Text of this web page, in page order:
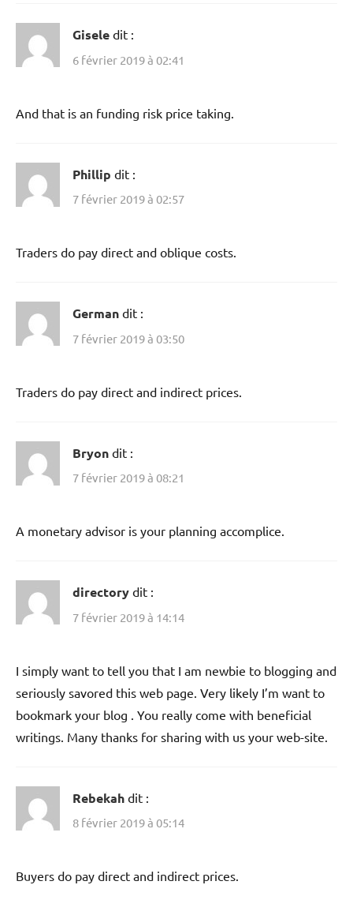
Gisele dit :
6 février 2019 à 02:41
And that is an funding risk price taking.
Phillip dit :
7 février 2019 à 02:57
Traders do pay direct and oblique costs.
German dit :
7 février 2019 à 03:50
Traders do pay direct and indirect prices.
Bryon dit :
7 février 2019 à 08:21
A monetary advisor is your planning accomplice.
directory dit :
7 février 2019 à 14:14
I simply want to tell you that I am newbie to blogging and
seriously savored this web page. Very likely I’m want to
bookmark your blog . You really come with beneficial
writings. Many thanks for sharing with us your web-site.
Rebekah dit :
8 février 2019 à 05:14
Buyers do pay direct and indirect prices.